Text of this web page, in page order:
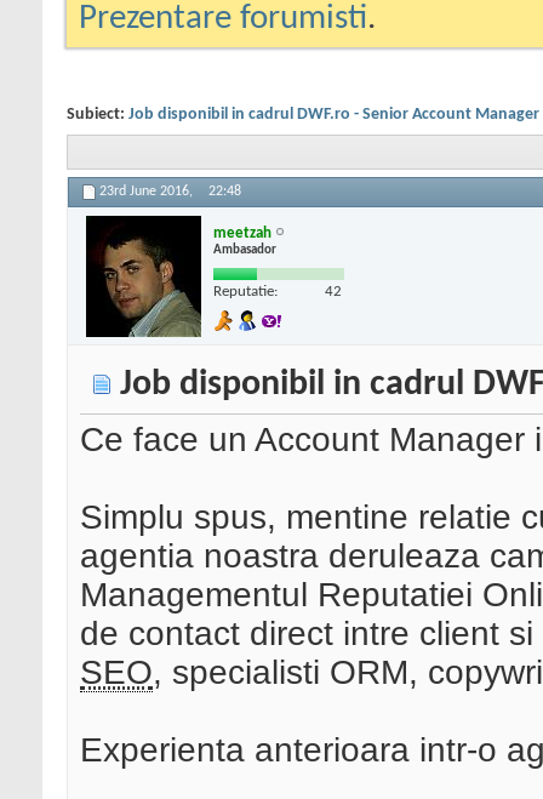
Prezentare forumisti.
Subiect: Job disponibil in cadrul DWF.ro - Senior Account Manager
23rd June 2016, 22:48
meetzah
Ambasador
Reputatie: 42
Job disponibil in cadrul
Ce face un Account Manager
Simplu spus, mentine relatie
agentia noastra deruleaza
Managementul Reputatiei
de contact direct intre client
SEO, specialisti ORM,
Experienta anterioara intr-o